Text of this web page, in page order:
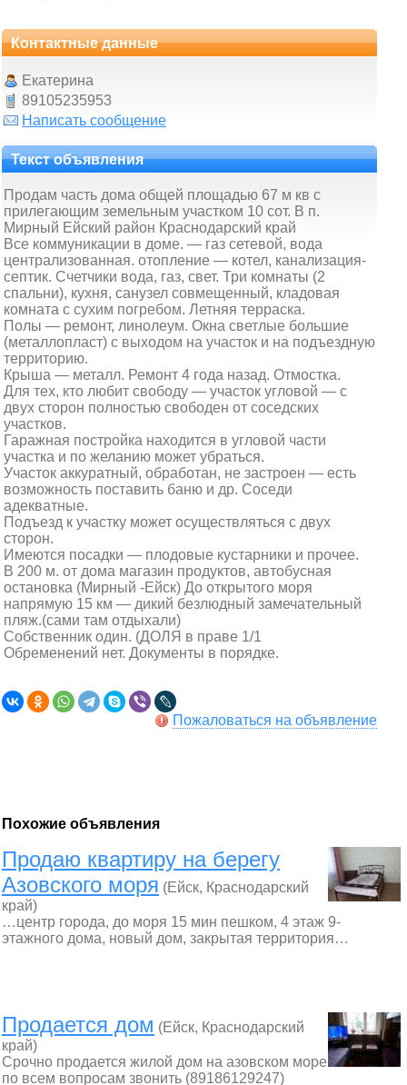
Контактные данные
Екатерина
89105235953
Написать сообщение
Текст объявления
Продам часть дома общей площадью 67 м кв с
прилегающим земельным участком 10 сот. В п.
Мирный Ейский район Краснодарский край
Все коммуникации в доме. — газ сетевой, вода
централизованная. отопление — котел, канализация-
септик. Счетчики вода, газ, свет. Три комнаты (2
спальни), кухня, санузел совмещенный, кладовая
комната с сухим погребом. Летняя терраска.
Полы — ремонт, линолеум. Окна светлые большие
(металлопласт) с выходом на участок и на подъездную
территорию.
Крыша — металл. Ремонт 4 года назад. Отмостка.
Для тех, кто любит свободу — участок угловой — с
двух сторон полностью свободен от соседских
участков.
Гаражная постройка находится в угловой части
участка и по желанию может убраться.
Участок аккуратный, обработан, не застроен — есть
возможность поставить баню и др. Соседи
адекватные.
Подъезд к участку может осуществляться с двух
сторон.
Имеются посадки — плодовые кустарники и прочее.
В 200 м. от дома магазин продуктов, автобусная
остановка (Мирный -Ейск) До открытого моря
напрямую 15 км — дикий безлюдный замечательный
пляж.(сами там отдыхали)
Собственник один. (ДОЛЯ в праве 1/1
Обременений нет. Документы в порядке.
Пожаловаться на объявление
Похожие объявления
Продаю квартиру на берегу
Азовского моря (Ейск, Краснодарский
край)
…центр города, до моря 15 мин пешком, 4 этаж 9-
этажного дома, новый дом, закрытая территория…
Продается дом (Ейск, Краснодарский
край)
Срочно продается жилой дом на азовском море
по всем вопросам звонить (89186129247)